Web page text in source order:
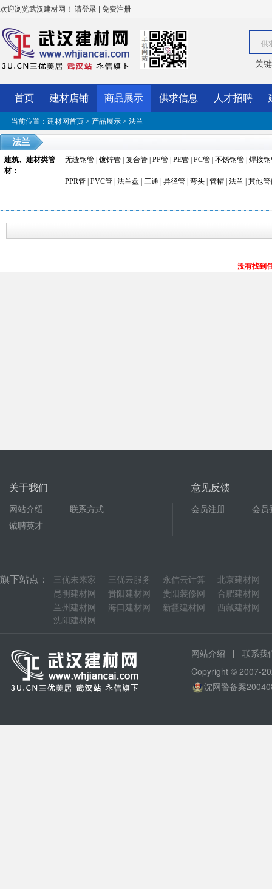
欢迎浏览武汉建材网！ 请登录 | 免费注册
供
关
首页 建材店铺 商品展示 供求信息 人才招聘
当前位置： 建材网首页 > 产品展示 > 法兰
法兰
建筑、建材类管
材：
无缝钢管 镀锌管 复合管 PP管 PE管 PC管 不锈钢管 焊接
PPR管 PVC管 法兰盘 三通 异径管 弯头 管帽 法兰 其他管
没有找到
关于我们
网站介绍
联系方式
诚聘英才
意见反馈
会员注册 会员
旗下站点： 三优未来家 三优云服务 永信云计算 北京建材网
昆明建材网
贵阳建材网 贵阳装修网 合肥建材网
兰州建材网
海口建材网 新疆建材网 西藏建材网
沈阳建材网
网站介绍 | 联系我
Copyright © 2007-
沈网警备案